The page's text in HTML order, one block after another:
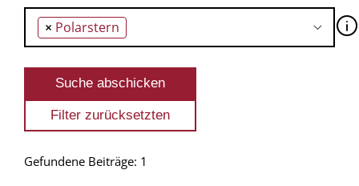
× Polarstern 🛈
Gefundene Beiträge: 1